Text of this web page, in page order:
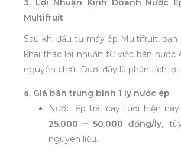
3. Lợi Nhuận Kinh Doanh Nước
Multifruit
Sau khi đầu tư máy ép Multifruit,
khai thác lợi nhuận từ việc bán nước
nguyên chất. Dưới đây là phân tích lợi
a. Giá bán trung bình 1 ly nước ép
Nước ép trái cây tươi hiện
25.000 – 50.000 đồng/ly,
nguyên liệu.